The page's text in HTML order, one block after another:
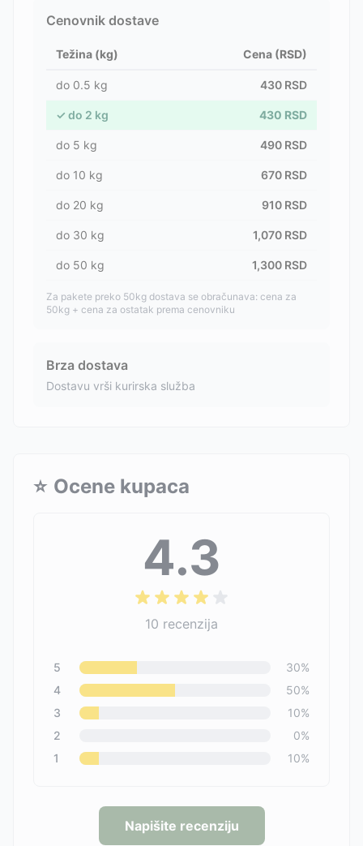
Cenovnik dostave
Težina (kg) Cena (RSD)
do 0.5 kg 430 RSD
✓ do 2 kg 430 RSD
do 5 kg 490 RSD
do 10 kg 670 RSD
do 20 kg 910 RSD
do 30 kg 1,070 RSD
do 50 kg 1,300 RSD
Za pakete preko 50kg dostava se obračunava: cena za
50kg + cena za ostatak prema cenovniku
Brza dostava
Dostavu vrši kurirska služba
⭐ Ocene kupaca
4.3
10 recenzija
5 30%
4
50%
3
10%
2
0%
1
10%
Napišite recenziju